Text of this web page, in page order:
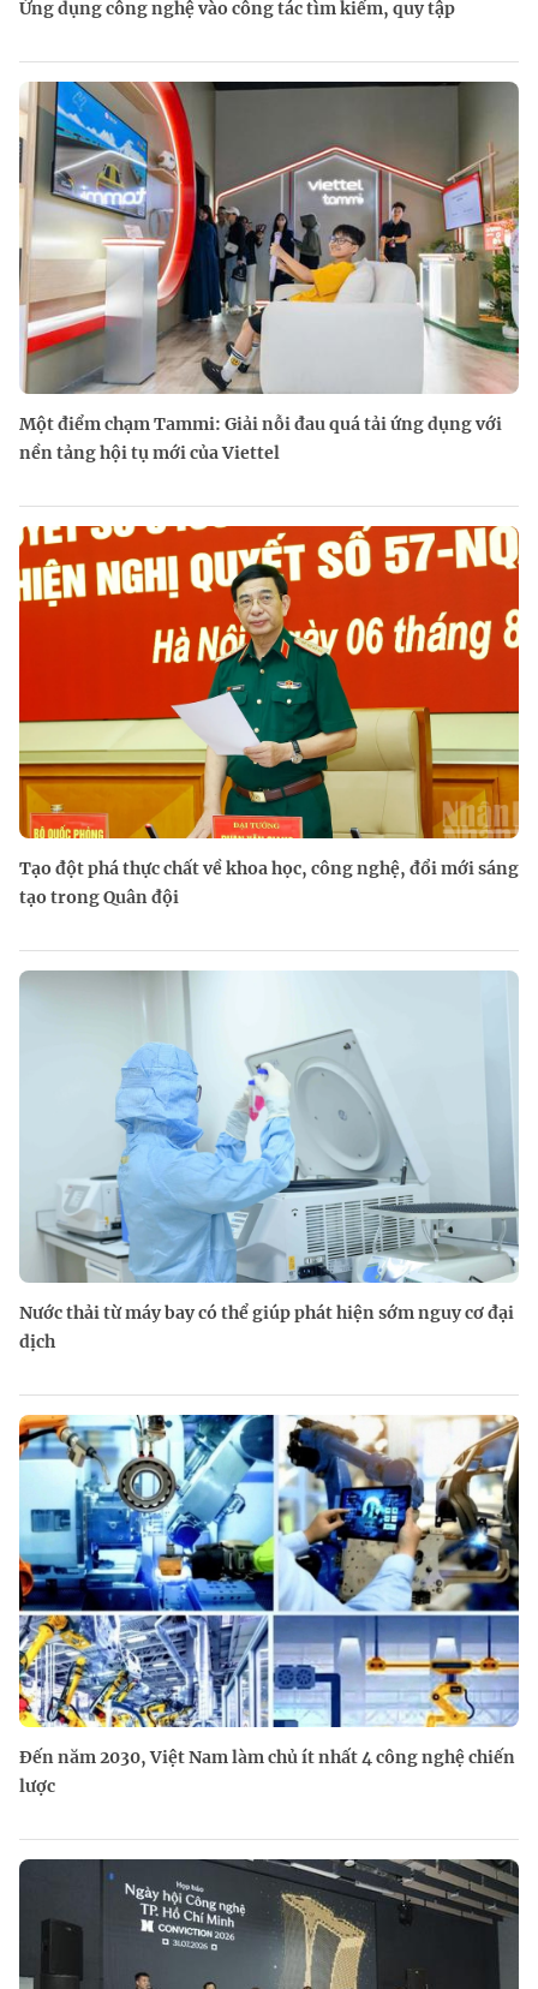
Ứng dụng công nghệ vào công tác tìm kiếm, quy tập
Một điểm chạm Tammi: Giải nỗi đau quá tải ứng dụng với
nền tảng hội tụ mới của Viettel
Tạo đột phá thực chất về khoa học, công nghệ, đổi mới sáng
tạo trong Quân đội
Nước thải từ máy bay có thể giúp phát hiện sớm nguy cơ đại
dịch
Đến năm 2030, Việt Nam làm chủ ít nhất 4 công nghệ chiến
lược